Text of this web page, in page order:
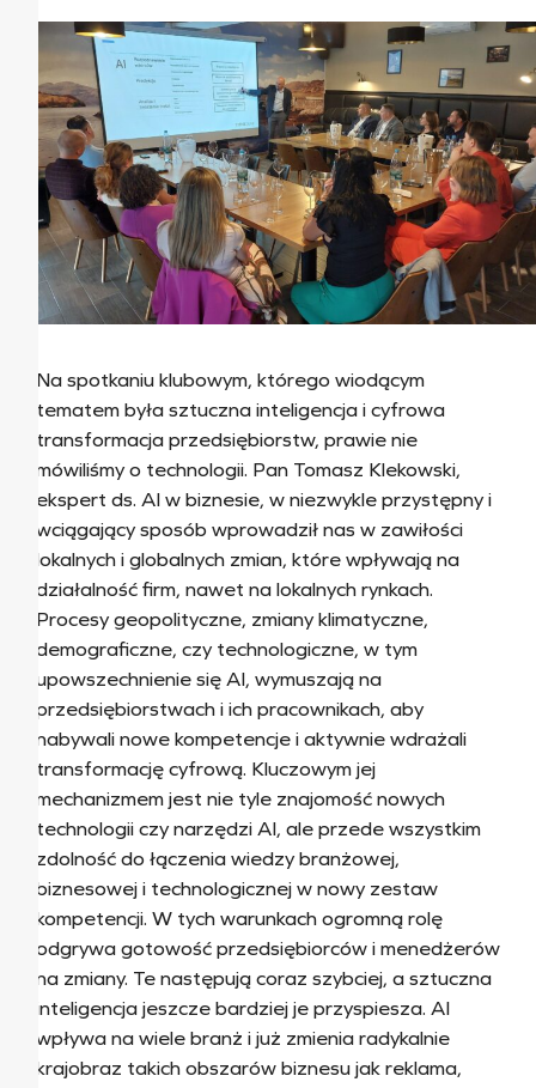
Na spotkaniu klubowym, którego wiodącym
tematem była sztuczna inteligencja i cyfrowa
transformacja przedsiębiorstw, prawie nie
mówiliśmy o technologii. Pan Tomasz Klekowski,
ekspert ds. AI w biznesie, w niezwykle przystępny i
wciągający sposób wprowadził nas w zawiłości
lokalnych i globalnych zmian, które wpływają na
działalność firm, nawet na lokalnych rynkach.
Procesy geopolityczne, zmiany klimatyczne,
demograficzne, czy technologiczne, w tym
upowszechnienie się AI, wymuszają na
przedsiębiorstwach i ich pracownikach, aby
nabywali nowe kompetencje i aktywnie wdrażali
transformację cyfrową. Kluczowym jej
mechanizmem jest nie tyle znajomość nowych
technologii czy narzędzi AI, ale przede wszystkim
zdolność do łączenia wiedzy branżowej,
biznesowej i technologicznej w nowy zestaw
kompetencji. W tych warunkach ogromną rolę
odgrywa gotowość przedsiębiorców i menedżerów
na zmiany. Te następują coraz szybciej, a sztuczna
inteligencja jeszcze bardziej je przyspiesza. AI
wpływa na wiele branż i już zmienia radykalnie
krajobraz takich obszarów biznesu jak reklama,